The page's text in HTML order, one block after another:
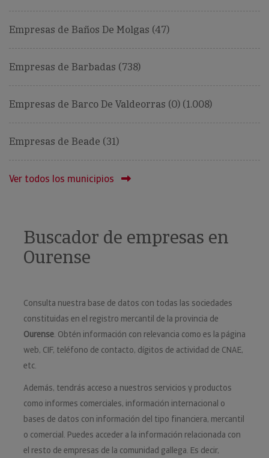
Empresas de Baños De Molgas (47)
Empresas de Barbadas (738)
Empresas de Barco De Valdeorras (O) (1.008)
Empresas de Beade (31)
Ver todos los municipios
Buscador de empresas en
Ourense
Consulta nuestra base de datos con todas las sociedades
constituidas en el registro mercantil de la provincia de
Ourense. Obtén información con relevancia como es la página
web, CIF, teléfono de contacto, dígitos de actividad de CNAE,
etc.
Además, tendrás acceso a nuestros servicios y productos
como informes comerciales, información internacional o
bases de datos con información del tipo financiera, mercantil
o comercial. Puedes acceder a la información relacionada con
el resto de empresas de la comunidad gallega. Es decir,